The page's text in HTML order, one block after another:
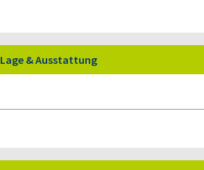
Lage & Ausstattung